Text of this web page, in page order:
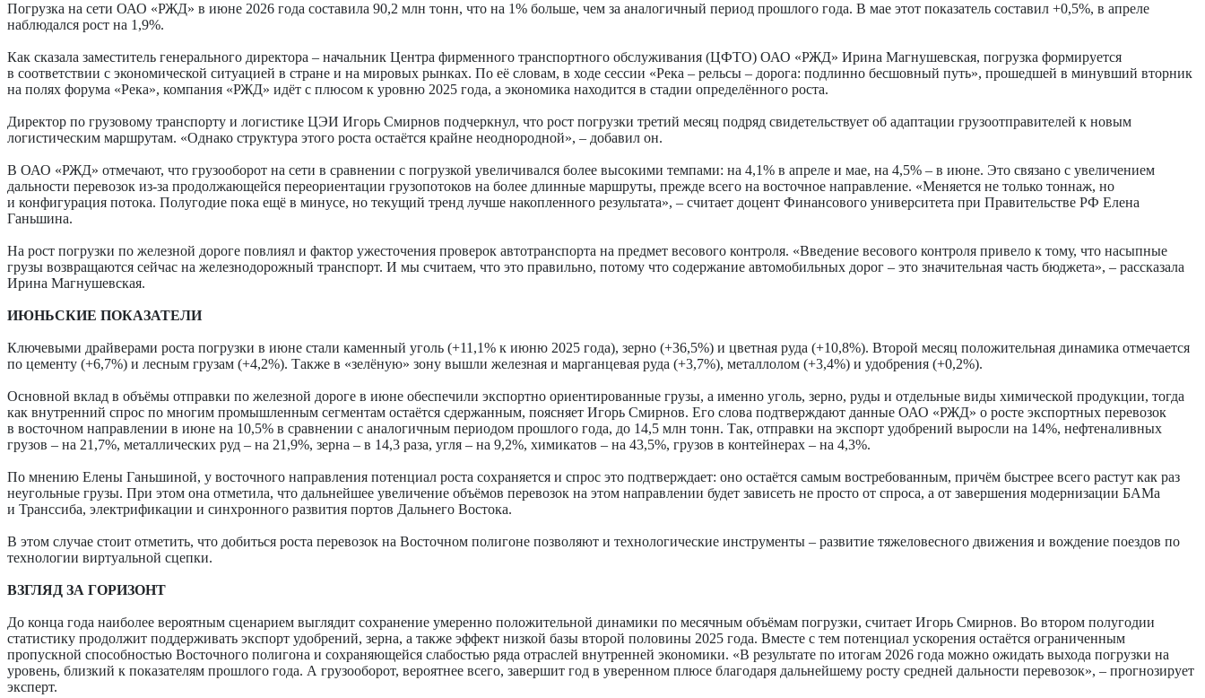
Погрузка на сети ОАО «РЖД» в июне 2026 года составила 90,2 млн тонн, что на 1% больше, чем за аналогичный период прошлого года. В мае этот показатель составил +0,5%, в апреле
наблюдался рост на 1,9%.
Как сказала заместитель генерального директора – начальник Центра фирменного транспортного обслуживания (ЦФТО) ОАО «РЖД» Ирина Магнушевская, погрузка формируется
в соответствии с экономической ситуацией в стране и на мировых рынках. По её словам, в ходе сессии «Река – рельсы – дорога: подлинно бесшовный путь», прошедшей в минувший вторник
на полях форума «Река», компания «РЖД» идёт с плюсом к уровню 2025 года, а экономика находится в стадии определённого роста.
Директор по грузовому транспорту и логистике ЦЭИ Игорь Смирнов подчеркнул, что рост погрузки третий месяц подряд свидетельствует об адаптации грузоотправителей к новым
логистическим маршрутам. «Однако структура этого роста остаётся крайне неоднородной», – добавил он.
В ОАО «РЖД» отмечают, что грузооборот на сети в сравнении с погрузкой увеличивался более высокими темпами: на 4,1% в апреле и мае, на 4,5% – в июне. Это связано с увеличением
дальности перевозок из-за продолжающейся переориентации грузопотоков на более длинные маршруты, прежде всего на восточное направление. «Меняется не только тоннаж, но
и конфигурация потока. Полугодие пока ещё в минусе, но текущий тренд лучше накопленного результата», – считает доцент Финансового университета при Правительстве РФ Елена
Ганьшина.
На рост погрузки по железной дороге повлиял и фактор ужесточения проверок автотранспорта на предмет весового контроля. «Введение весового контроля привело к тому, что насыпные
грузы возвращаются сейчас на железнодорожный транспорт. И мы считаем, что это правильно, потому что содержание автомобильных дорог – это значительная часть бюджета», – рассказала
Ирина Магнушевская.
ИЮНЬСКИЕ ПОКАЗАТЕЛИ
Ключевыми драйверами роста погрузки в июне стали каменный уголь (+11,1% к июню 2025 года), зерно (+36,5%) и цветная руда (+10,8%). Второй месяц положительная динамика отмечается
по цементу (+6,7%) и лесным грузам (+4,2%). Также в «зелёную» зону вышли железная и марганцевая руда (+3,7%), металлолом (+3,4%) и удобрения (+0,2%).
Основной вклад в объёмы отправки по железной дороге в июне обеспечили экспортно ориентированные грузы, а именно уголь, зерно, руды и отдельные виды химической продукции, тогда
как внутренний спрос по многим промышленным сегментам остаётся сдержанным, поясняет Игорь Смирнов. Его слова подтверждают данные ОАО «РЖД» о росте экспортных перевозок
в восточном направлении в июне на 10,5% в сравнении с аналогичным периодом прошлого года, до 14,5 млн тонн. Так, отправки на экспорт удобрений выросли на 14%, нефтеналивных
грузов – на 21,7%, металлических руд – на 21,9%, зерна – в 14,3 раза, угля – на 9,2%, химикатов – на 43,5%, грузов в контейнерах – на 4,3%.
По мнению Елены Ганьшиной, у восточного направления потенциал роста сохраняется и спрос это подтверждает: оно остаётся самым востребованным, причём быстрее всего растут как раз
не­угольные грузы. При этом она отметила, что дальнейшее увеличение объёмов перевозок на этом направлении будет зависеть не просто от спроса, а от завершения модернизации БАМа
и Транссиба, электрификации и синхронного развития портов Дальнего Востока.
В этом случае стоит отметить, что добиться роста перевозок на Восточном полигоне позволяют и технологические инструменты – развитие тяжеловесного движения и вождение поездов по
технологии виртуальной сцепки.
ВЗГЛЯД ЗА ГОРИЗОНТ
До конца года наиболее вероятным сценарием выглядит сохранение умеренно положительной динамики по месячным объёмам погрузки, считает Игорь Смирнов. Во втором полугодии
статистику продолжит поддерживать экспорт удобрений, зерна, а также эффект низкой базы второй половины 2025 года. Вместе с тем потенциал ускорения остаётся ограниченным
пропускной способностью Восточного полигона и сохраняющейся слабостью ряда отраслей внутренней экономики. «В результате по итогам 2026 года можно ожидать выхода погрузки на
уровень, близкий к показателям прошлого года. А грузооборот, вероятнее всего, завершит год в уверенном плюсе благодаря дальнейшему росту средней дальности перевозок», – прогнозирует
эксперт.